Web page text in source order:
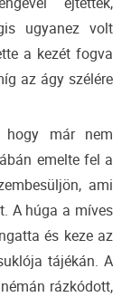
ugyanez volt
a kezét fogva
az ágy szélére
hogy már nem
emelte fel a
ami
A húga a míves
és keze az
tájékán. A
rázkódott,